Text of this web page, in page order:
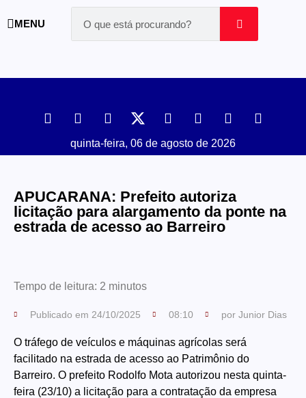
MENU
quinta-feira, 06 de agosto de 2026
APUCARANA: Prefeito autoriza
licitação para alargamento da ponte na
estrada de acesso ao Barreiro
Tempo de leitura: 2 minutos
Publicado em 24/10/2025 08:10 por Junior Dias
O tráfego de veículos e máquinas agrícolas será
facilitado na estrada de acesso ao Patrimônio do
Barreiro. O prefeito Rodolfo Mota autorizou nesta quinta-
feira (23/10) a licitação para a contratação da empresa